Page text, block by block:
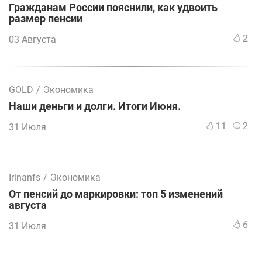
Гражданам России пояснили, как удвоить
размер пенсии
03 Августа 2
GOLD / Экономика
Наши деньги и долги. Итоги Июня.
31 Июля 11 2
Irinanfs / Экономика
От пенсий до маркировки: топ 5 изменений
августа
31 Июля 6